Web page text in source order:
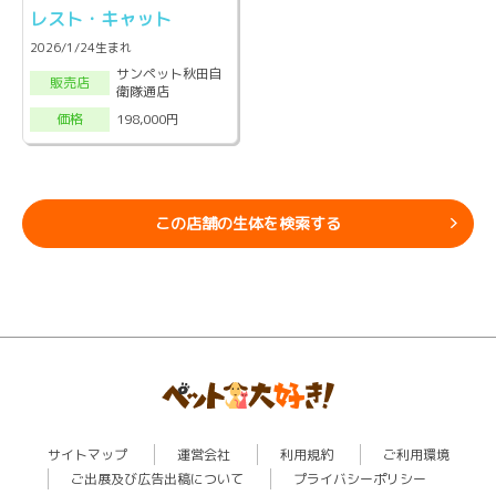
レスト・キャット
2026/1/24生まれ
販売店
サンペット秋田自
衛隊通店
価格
198,000円
この店舗の生体を検索する
サイトマップ 運営会社 利用規約
ご利用環境
ご出展及び広告出稿について
プライバシーポリシー